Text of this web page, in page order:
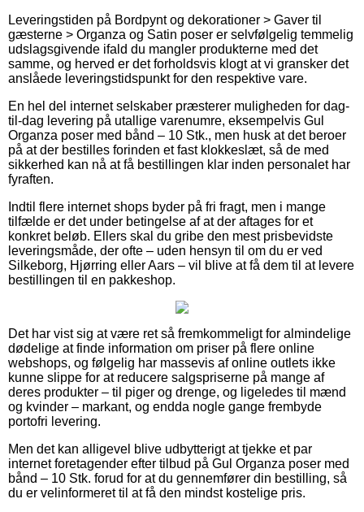
Leveringstiden på Bordpynt og dekorationer > Gaver til
gæsterne > Organza og Satin poser er selvfølgelig temmelig
udslagsgivende ifald du mangler produkterne med det
samme, og herved er det forholdsvis klogt at vi gransker det
anslåede leveringstidspunkt for den respektive vare.
En hel del internet selskaber præsterer muligheden for dag-
til-dag levering på utallige varenumre, eksempelvis Gul
Organza poser med bånd – 10 Stk., men husk at det beroer
på at der bestilles forinden et fast klokkeslæt, så de med
sikkerhed kan nå at få bestillingen klar inden personalet har
fyraften.
Indtil flere internet shops byder på fri fragt, men i mange
tilfælde er det under betingelse af at der aftages for et
konkret beløb. Ellers skal du gribe den mest prisbevidste
leveringsmåde, der ofte – uden hensyn til om du er ved
Silkeborg, Hjørring eller Aars – vil blive at få dem til at levere
bestillingen til en pakkeshop.
Det har vist sig at være ret så fremkommeligt for almindelige
dødelige at finde information om priser på flere online
webshops, og følgelig har massevis af online outlets ikke
kunne slippe for at reducere salgspriserne på mange af
deres produkter – til piger og drenge, og ligeledes til mænd
og kvinder – markant, og endda nogle gange frembyde
portofri levering.
Men det kan alligevel blive udbytterigt at tjekke et par
internet foretagender efter tilbud på Gul Organza poser med
bånd – 10 Stk. forud for at du gennemfører din bestilling, så
du er velinformeret til at få den mindst kostelige pris.